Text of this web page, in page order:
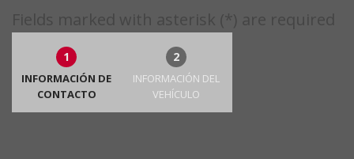
Fields marked with asterisk (*) are required
1
INFORMACIÓN DE
CONTACTO
2
INFORMACIÓN DEL
VEHÍCULO